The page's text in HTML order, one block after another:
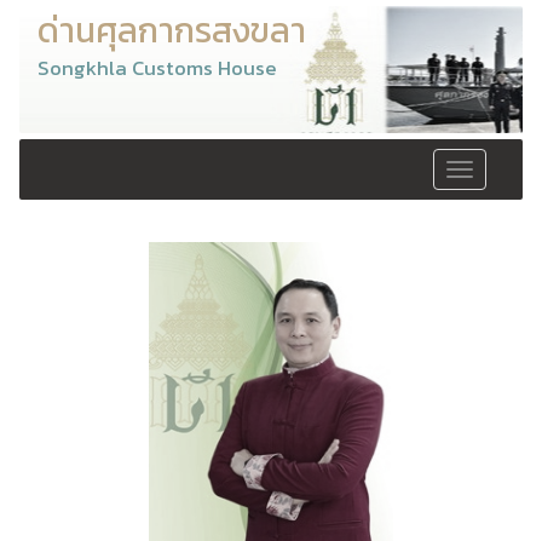
ด่านศุลกากรสงขลา
Songkhla Customs House
Toggle
navigation